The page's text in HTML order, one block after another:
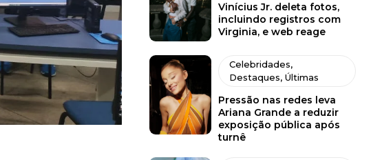
Vinícius Jr. deleta fotos,
incluindo registros com
Virginia, e web reage
Celebridades,
Destaques, Últimas
Pressão nas redes leva
Ariana Grande a reduzir
exposição pública após
turnê